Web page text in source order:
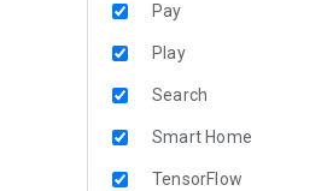
Pay
Play
Search
Smart Home
TensorFlow